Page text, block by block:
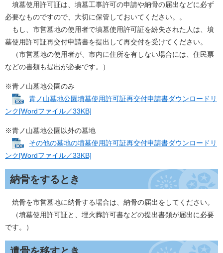
墳墓使用許可証は、墳墓工事許可の申請や納骨の届出などに必ず
必要なものですので、大切に保管しておいてください。。
もし、市営墓地の使用者で墳墓使用許可証を紛失された人は、墳
墓使用許可証再交付申請書を提出して再交付を受けてください。
（市営墓地の使用者が、市内に住所を有しない場合には、住民票
などの書類も提出が必要です。）
※青ノ山墓地公園のみ
青ノ山墓地公園墳墓使用許可証再交付申請書ダウンロードリ
ンク[Wordファイル／33KB]
※青ノ山墓地公園以外の墓地
その他の墓地の墳墓使用許可証再交付申請書ダウンロードリ
ンク[Wordファイル／33KB]
納骨をするとき
焼骨を市営墓地に納骨する場合は、納骨の届出をしてください。
（墳墓使用許可証と、埋火葬許可書などの提出書類が届出に必要
です。）